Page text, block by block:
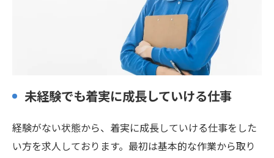
未経験でも着実に成長していける仕事
経験がない状態から、着実に成長していける仕事をした
い方を求人しております。最初は基本的な作業から取り